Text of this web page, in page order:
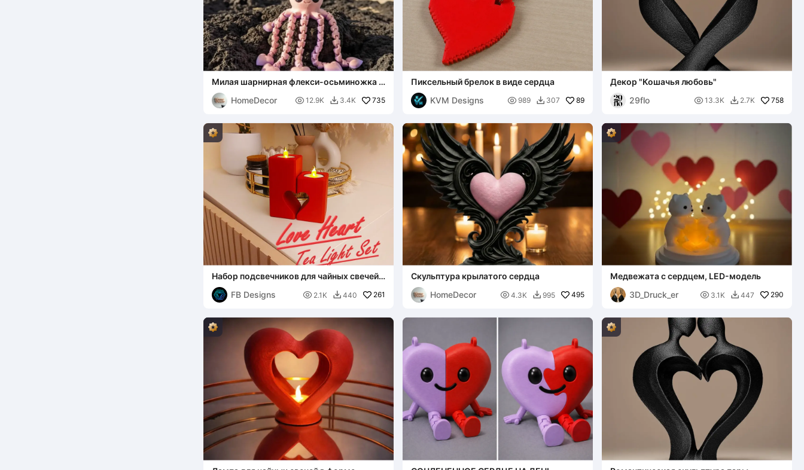
Милая шарнирная флекси-осьминожка с
сердечками
HomeDecor
 12.9K  3.4K 735
Пиксельный брелок в виде сердца
KVM Designs
 989  307 89
Декор "Кошачья любовь"
29flo
 13.3K  2.7K 758
Набор подсвечников для чайных свечей
"Любовное сердце"
FB Designs
 2.1K  440 261
Скульптура крылатого сердца
HomeDecor
 4.3K  995 495
Медвежата с сердцем, LED-модель
3D_Druck_er
 3.1K  447 290